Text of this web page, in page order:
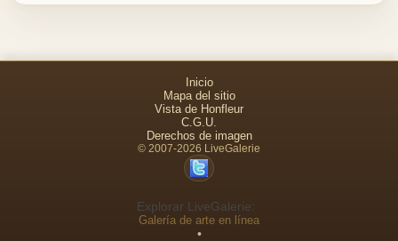
Inicio
Mapa del sitio
Vista de Honfleur
C.G.U.
Derechos de imagen
© 2007-2026 LiveGalerie
Explorar LiveGalerie:
Galería de arte en línea
•